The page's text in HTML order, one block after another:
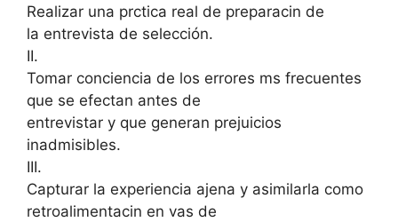
Realizar una prctica real de preparacin de
la entrevista de selección.
II.
Tomar conciencia de los errores ms frecuentes
que se efectan antes de
entrevistar y que generan prejuicios
inadmisibles.
III.
Capturar la experiencia ajena y asimilarla como
retroalimentacin en vas de